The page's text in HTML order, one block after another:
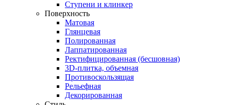
Ступени и клинкер
Поверхность
Матовая
Глянцевая
Полированная
Лаппатированная
Ректифицированная (бесшовная)
3D-плитка, объемная
Противоскользящая
Рельефная
Декорированная